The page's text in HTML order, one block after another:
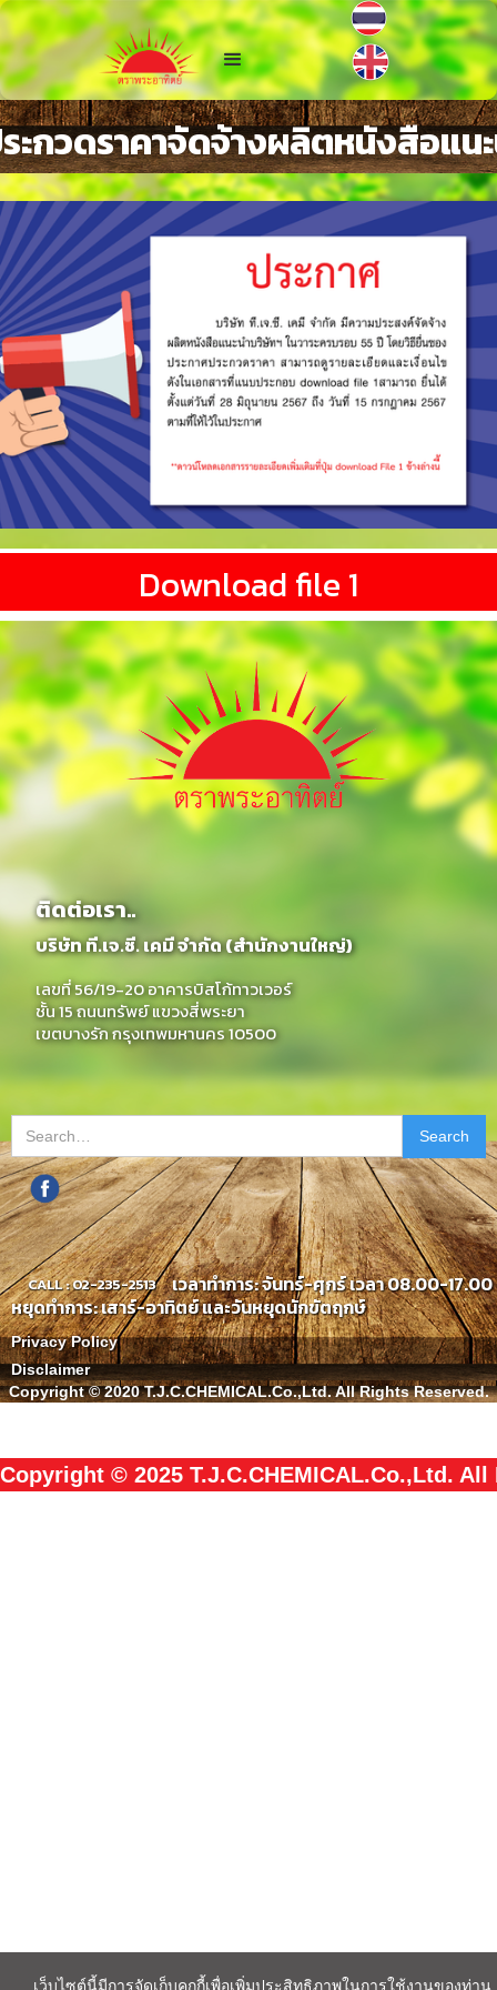
ะกวดราคาจัดจ้างผลิตหนังสือแน
Download file 1
ติดต่อเรา..
บริษัท ที.เจ.ซี. เคมี จำกัด (สำนักงานใหญ่)
เลขที่ 56/19-20 อาคารบิสโก้ทาวเวอร์
ชั้น 15 ถนนทรัพย์ แขวงสี่พระยา
เขตบางรัก กรุงเทพมหานคร 10500
CALL : 02-235-2513
เวลาทำการ: จันทร์-ศุกร์ เวลา 08.00-17.00
หยุดทำการ: เสาร์-อาทิตย์ และวันหยุดนักขัตฤกษ์
Privacy Policy
Disclaimer
Copyright © 2020 T.J.C.CHEMICAL.Co.,Ltd. All Rights Reserved.
Copyright © 2025 T.J.C.CHEMICAL.Co.,Ltd.
เว็บไซต์นี้มีการจัดเก็บคุกกี้เพื่อเพิ่มประสิทธิภาพในการใช้งานของท่